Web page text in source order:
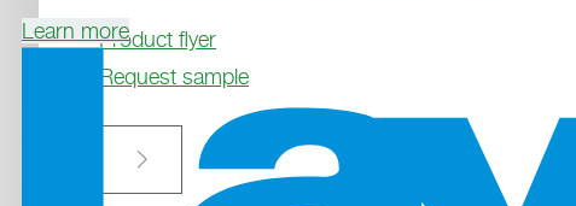
Learn moreProduct flyer
Request sample
